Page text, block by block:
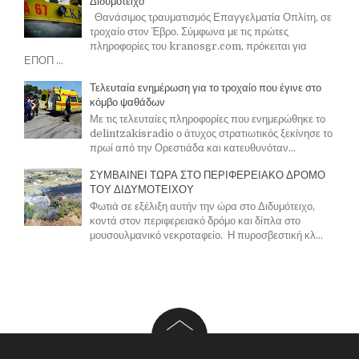
Θανάσιμος τραυματισμός Επαγγελματία Οπλίτη, σε
τροχαίο στον Έβρο. Σύμφωνα με τις πρώτες
πληροφορίες του kranosgr.com, πρόκειται για
ΕΠΟΠ ...
Τελευταία ενημέρωση για το τροχαίο που έγινε στο
κόμβο ψαθάδων
Με τις τελευταίες πληροφορίες που ενημερώθηκε το
delintzakisradio ο άτυχος στρατιωτικός ξεκίνησε το
πρωί από την Ορεστιάδα και κατευθυνόταν...
ΣΥΜΒΑΙΝΕΙ ΤΩΡΑ ΣΤΟ ΠΕΡΙΦΕΡΕΙΑΚΟ ΔΡΟΜΟ
ΤΟΥ ΔΙΔΥΜΟΤΕΙΧΟΥ
Φωτιά σε εξέλιξη αυτήν την ώρα στο Διδυμότειχο,
κοντά στον περιφερειακό δρόμο και δίπλα στο
μουσουλμανικό νεκροταφείο. Η πυροσβεστική κλ...